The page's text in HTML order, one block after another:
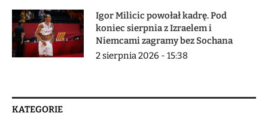
Igor Milicic powołał kadrę. Pod
koniec sierpnia z Izraelem i
Niemcami zagramy bez Sochana
2 sierpnia 2026 - 15:38
KATEGORIE